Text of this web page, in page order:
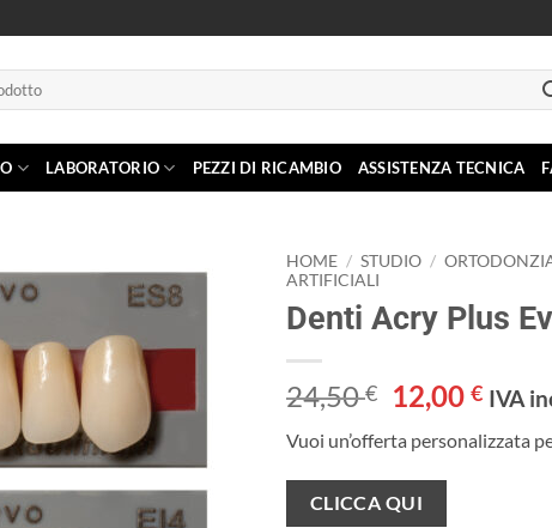
LABORATORIO PEZZI DI RICAMBIO ASSISTENZA TECNICA
HOME / STUDIO /
ARTIFICIALI
Denti Acry Plus
24,50€
Il
prezzo
originale
era:
24,50 €.
12,00€IlIVA
Vuoi un’offerta personalizzata
CLICCA QUI